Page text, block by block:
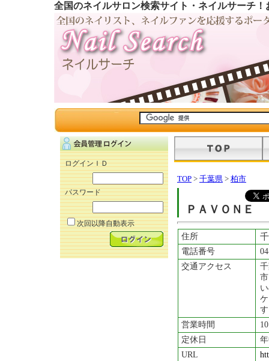
全国のネイルサロン検索サイト・ネイルサーチ
ログインＩＤ
パスワード
次回以降自動表示
TOP > 千葉県 > 柏市
ＰＡＶＯＮＥ
住所
電話番号
交通アクセス
営業時間
定休日
URL